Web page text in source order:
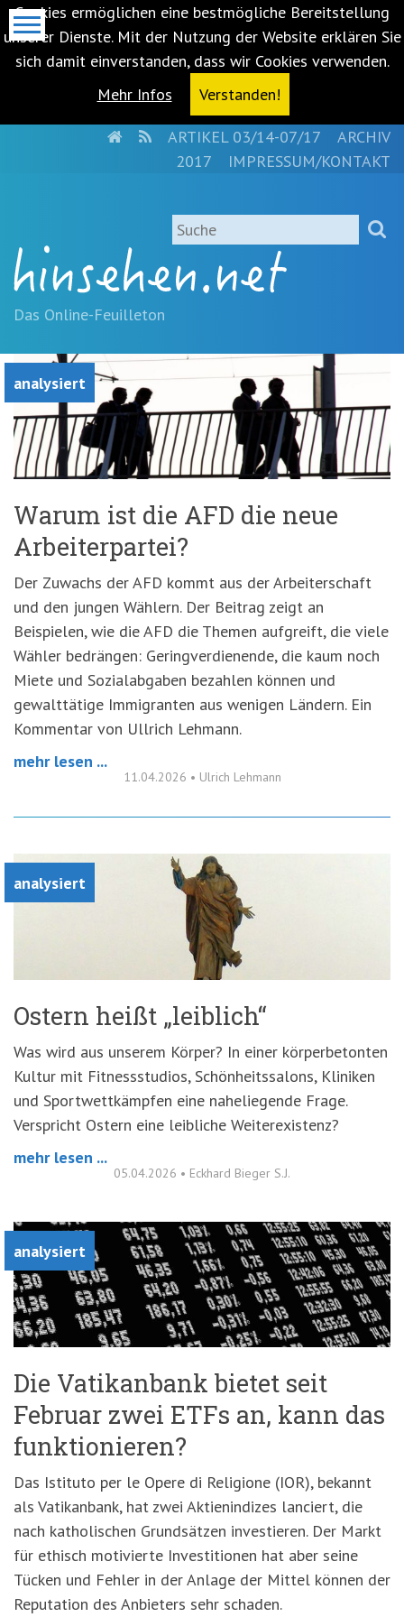
Cookies ermöglichen eine bestmögliche Bereitstellung
unserer Dienste. Mit der Nutzung der Website erklären Sie
sich damit einverstanden, dass wir Cookies verwenden.
Mehr Infos
Verstanden!
springen
(Accesskey
'1')Zur
springen
(Accesskey
'3')Zur
Suche
springen
(Accesskey
'2')
HOMERSSARTIKEL 03/14-07/17
ARCHIV
2017
IMPRESSUM/KONTAKT
Suche
Das Online-Feuilleton
analysiert
Warum ist die AFD die neue
Arbeiterpartei?
Der Zuwachs der AFD kommt aus der Arbeiterschaft
und den jungen Wählern. Der Beitrag zeigt an
Beispielen, wie die AFD die Themen aufgreift, die viele
Wähler bedrängen: Geringverdienende, die kaum noch
Miete und Sozialabgaben bezahlen können und
gewalttätige Immigranten aus wenigen Ländern. Ein
Kommentar von Ullrich Lehmann.
mehr lesen ...
11.04.2026 • Ulrich Lehmann
analysiert
Ostern heißt „leiblich“
Was wird aus unserem Körper? In einer körperbetonten
Kultur mit Fitnessstudios, Schönheitssalons, Kliniken
und Sportwettkämpfen eine naheliegende Frage.
Verspricht Ostern eine leibliche Weiterexistenz?
mehr lesen ...
05.04.2026 • Eckhard Bieger S.J.
analysiert
Die Vatikanbank bietet seit
Februar zwei ETFs an, kann das
funktionieren?
Das Istituto per le Opere di Religione (IOR), bekannt
als Vatikanbank, hat zwei Aktienindizes lanciert, die
nach katholischen Grundsätzen investieren. Der Markt
für ethisch motivierte Investitionen hat aber seine
Tücken und Fehler in der Anlage der Mittel können der
Reputation des Anbieters sehr schaden.